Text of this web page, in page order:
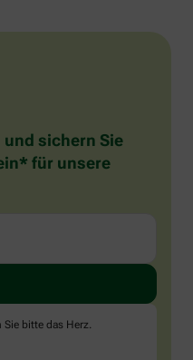
und sichern Sie
für unsere
Sie bitte das Herz.